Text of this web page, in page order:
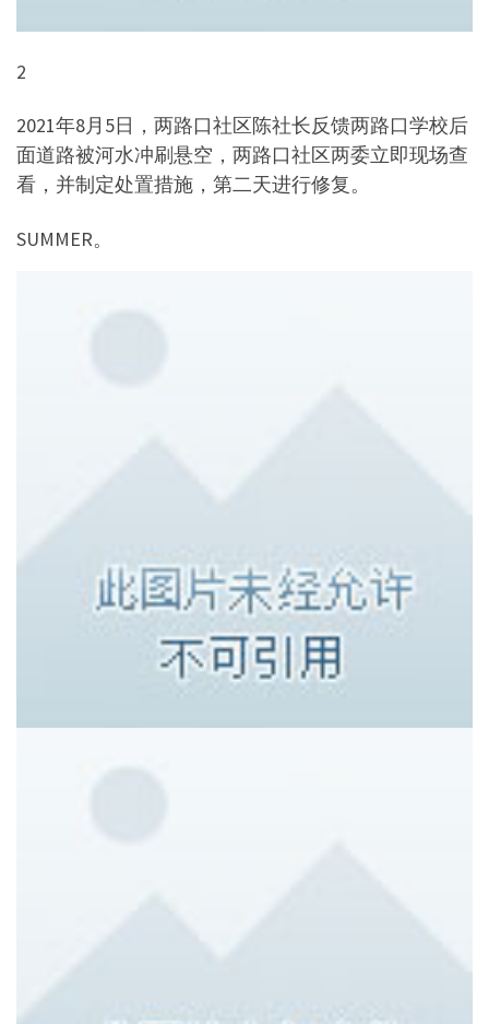
2
2021年8月5日，两路口社区陈社长反馈两路口学校后
面道路被河水冲刷悬空，两路口社区两委立即现场查
看，并制定处置措施，第二天进行修复。
SUMMER。